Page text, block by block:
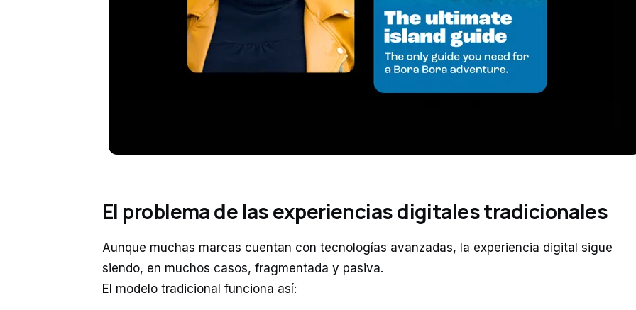
El problema de las experiencias digitales tradicionales
Aunque muchas marcas cuentan con tecnologías avanzadas, la experiencia digital sigue
siendo, en muchos casos, fragmentada y pasiva.
El modelo tradicional funciona así: